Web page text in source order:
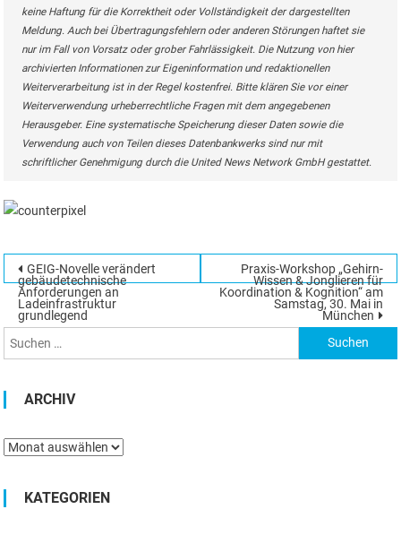
keine Haftung für die Korrektheit oder Vollständigkeit der dargestellten
Meldung. Auch bei Übertragungsfehlern oder anderen Störungen haftet sie
nur im Fall von Vorsatz oder grober Fahrlässigkeit. Die Nutzung von hier
archivierten Informationen zur Eigeninformation und redaktionellen
Weiterverarbeitung ist in der Regel kostenfrei. Bitte klären Sie vor einer
Weiterverwendung urheberrechtliche Fragen mit dem angegebenen
Herausgeber. Eine systematische Speicherung dieser Daten sowie die
Verwendung auch von Teilen dieses Datenbankwerks sind nur mit
schriftlicher Genehmigung durch die United News Network GmbH gestattet.
Beitragsnavigation
GEIG-Novelle verändert
gebäudetechnische
Anforderungen an
Ladeinfrastruktur
grundlegend
Praxis-Workshop „Gehirn-
Wissen & Jonglieren für
Koordination & Kognition“ am
Samstag, 30. Mai in
München
nach:
ARCHIV
Archiv
KATEGORIEN